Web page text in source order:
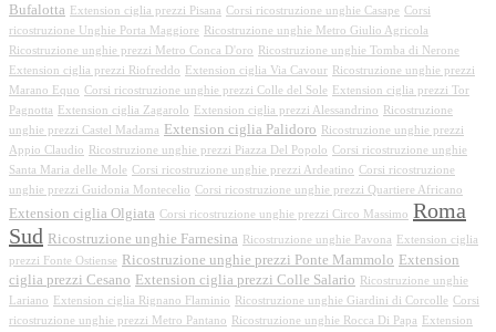
Bufalotta
Extension ciglia prezzi Pisana Corsi ricostruzione unghie Casape Corsi
ricostruzione Unghie Porta Maggiore
Ricostruzione unghie Metro Giulio Agricola
Ricostruzione unghie prezzi Metro Conca D'oro
Ricostruzione unghie Tomba di Nerone
Extension ciglia prezzi Riofreddo
Extension ciglia Via Cavour
Ricostruzione unghie prezzi
Marano Equo Corsi ricostruzione unghie prezzi Colle del Sole
Extension ciglia prezzi Tor
Pagnotta
Extension ciglia Zagarolo Extension ciglia prezzi Alessandrino
Ricostruzione
unghie prezzi Castel Madama
Extension ciglia Palidoro
Ricostruzione unghie prezzi
Appio Claudio
Ricostruzione unghie prezzi Piazza Del Popolo Corsi ricostruzione unghie
Santa Maria delle Mole Corsi ricostruzione unghie prezzi Ardeatino Corsi ricostruzione
unghie prezzi Guidonia Montecelio Corsi ricostruzione unghie prezzi Quartiere Africano
Extension ciglia Olgiata Corsi ricostruzione unghie prezzi Circo Massimo Roma
Sud Ricostruzione unghie Farnesina Ricostruzione unghie Pavona
Extension ciglia
prezzi Fonte Ostiense
Ricostruzione unghie prezzi Ponte Mammolo Extension
ciglia prezzi Cesano Extension ciglia prezzi Colle Salario
Ricostruzione unghie
Lariano
Extension ciglia Rignano Flaminio Ricostruzione unghie Giardini di Corcolle Corsi
ricostruzione unghie prezzi Metro Pantano
Ricostruzione unghie Rocca Di Papa Extension